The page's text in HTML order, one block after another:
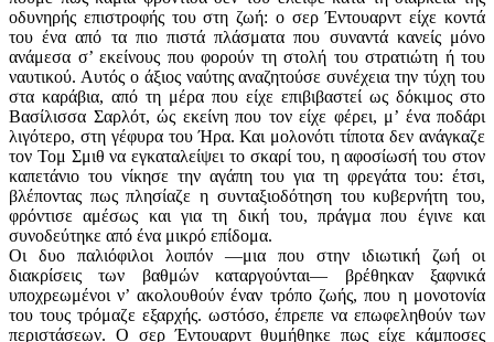
οδυνηρής επιστροφής του στη ζωή: ο σερ Έντουαρντ είχε κοντά
του ένα από τα πιο πιστά πλάσματα που συναντά κανείς μόνο
ανάμεσα σ’ εκείνους που φορούν τη στολή του στρατιώτη ή του
ναυτικού. Αυτός ο άξιος ναύτης αναζητούσε συνέχεια την τύχη του
στα καράβια, από τη μέρα που είχε επιβιβαστεί ως δόκιμος στο
Βασίλισσα Σαρλότ, ώς εκείνη που τον είχε φέρει, μ’ ένα ποδάρι
λιγότερο, στη γέφυρα του Ήρα. Και μολονότι τίποτα δεν ανάγκαζε
τον Τομ Σμιθ να εγκαταλείψει το σκαρί του, η αφοσίωσή του στον
καπετάνιο του νίκησε την αγάπη του για τη φρεγάτα του: έτσι,
βλέποντας πως πλησίαζε η συνταξιοδότηση του κυβερνήτη του,
φρόντισε αμέσως και για τη δική του, πράγμα που έγινε και
συνοδεύτηκε από ένα μικρό επίδομα.
Οι δυο παλιόφιλοι λοιπόν —μια που στην ιδιωτική ζωή οι
διακρίσεις των βαθμών καταργούνται— βρέθηκαν ξαφνικά
υποχρεωμένοι ν’ ακολουθούν έναν τρόπο ζωής, που η μονοτονία
του τους τρόμαζε εξαρχής. ωστόσο, έπρεπε να επωφεληθούν των
περιστάσεων. Ο σερ Έντουαρντ θυμήθηκε πως είχε κάμποσες